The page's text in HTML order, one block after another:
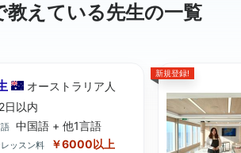
教えている先生の一覧
オーストラリア 人
2日以内
中国語 + 他1言語
ッスン料 ￥6000以上
新規登録!